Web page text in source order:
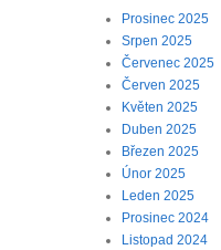
Prosinec 2025
Srpen 2025
Červenec 2025
Červen 2025
Květen 2025
Duben 2025
Březen 2025
Únor 2025
Leden 2025
Prosinec 2024
Listopad 2024